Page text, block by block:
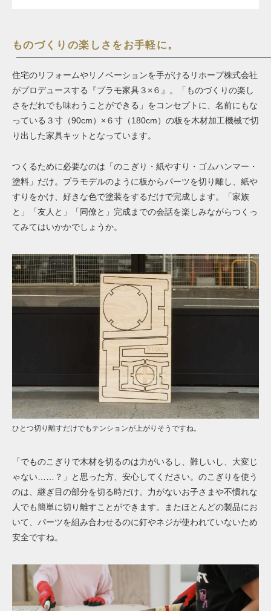
ものづくりの楽しさをお手軽に。
住宅のリフォームやリノベーションを手がけるリホープ株式会社
がプロデュースする『プラモ家具３×６』。「ものづくりの楽し
さをだれでも味わうことができる」をコンセプトに、名前にもな
っている３寸（90cm）×６寸（180cm）の板を木材加工機械で切
り出した家具キットとなっています。
つくるために必要なのは「のこぎり・紙やすり・ゴムハンマー・
塗料」だけ。プラモデルのように板からパーツを切り離し、紙や
すりをかけ、好きな色で塗装をするだけで完成します。「家族
と」「友人と」「同僚と」完成までの会話を楽しみながらつくっ
てみてはいかかでしょうか。
ひとつ切り離すだけでもテンションが上がりそうですね。
「でものこぎりで木材を切るのは力がいるし、難しいし、大変じ
ゃない……？」と思った方、安心してください。のこぎりを使う
のは、継ぎ目の部分を切る時だけ。力がないお子さまや不慣れな
人でも簡単に切り離すことができます。またほとんどの製品にお
いて、パーツを組み合わせるのに釘やネジが使われていないため
安全ですね。